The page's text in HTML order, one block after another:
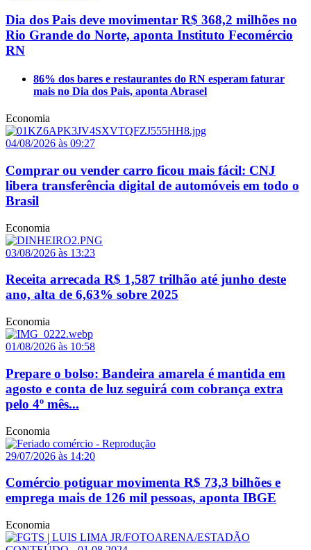
Dia dos Pais deve movimentar R$ 368,2 milhões no
Rio Grande do Norte, aponta Instituto Fecomércio
RN
86% dos bares e restaurantes do RN esperam faturar
mais no Dia dos Pais, aponta Abrasel
Economia
04/08/2026 às 09:27
Comprar ou vender carro ficou mais fácil: CNJ
libera transferência digital de automóveis em todo o
Brasil
Economia
03/08/2026 às 13:23
Receita arrecada R$ 1,587 trilhão até junho deste
ano, alta de 6,63% sobre 2025
Economia
01/08/2026 às 10:58
Prepare o bolso: Bandeira amarela é mantida em
agosto e conta de luz seguirá com cobrança extra
pelo 4º mês...
Economia
29/07/2026 às 14:20
Comércio potiguar movimenta R$ 73,3 bilhões e
emprega mais de 126 mil pessoas, aponta IBGE
Economia